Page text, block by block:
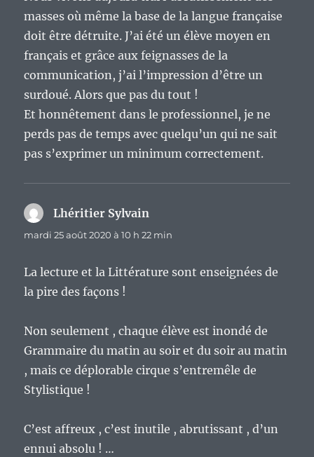
masses où même la base de la langue française
doit être détruite. J’ai été un élève moyen en
français et grâce aux feignasses de la
communication, j’ai l’impression d’être un
surdoué. Alors que pas du tout !
Et honnêtement dans le professionnel, je ne
perds pas de temps avec quelqu’un qui ne sait
pas s’exprimer un minimum correctement.
Lhéritier Sylvain
mardi 25 août 2020 à 10 h 22 min
La lecture et la Littérature sont enseignées de
la pire des façons !
Non seulement , chaque élève est inondé de
Grammaire du matin au soir et du soir au matin
, mais ce déplorable cirque s’entremêle de
Stylistique !
C’est affreux , c’est inutile , abrutissant , d’un
ennui absolu ! …